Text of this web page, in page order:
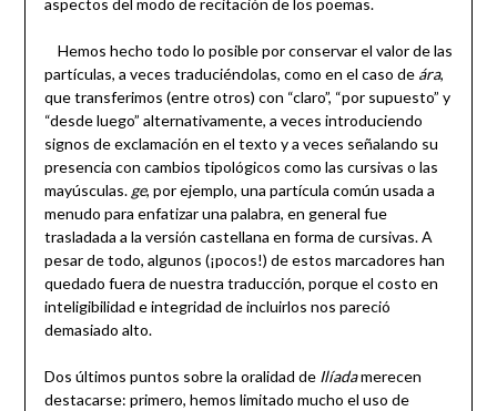
aspectos del modo de recitación de los poemas.
Hemos hecho todo lo posible por conservar el valor de las
partículas, a veces traduciéndolas, como en el caso de ára,
que transferimos (entre otros) con “claro”, “por supuesto” y
“desde luego” alternativamente, a veces introduciendo
signos de exclamación en el texto y a veces señalando su
presencia con cambios tipológicos como las cursivas o las
mayúsculas. ge, por ejemplo, una partícula común usada a
menudo para enfatizar una palabra, en general fue
trasladada a la versión castellana en forma de cursivas. A
pesar de todo, algunos (¡pocos!) de estos marcadores han
quedado fuera de nuestra traducción, porque el costo en
inteligibilidad e integridad de incluirlos nos pareció
demasiado alto.
Dos últimos puntos sobre la oralidad de Ilíadamerecen
destacarse: primero, hemos limitado mucho el uso de